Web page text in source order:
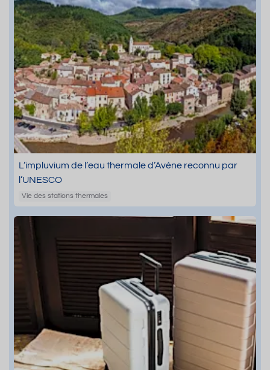
L’impluvium de l’eau thermale d’Avène reconnu par
l’UNESCO
Vie des stations thermales